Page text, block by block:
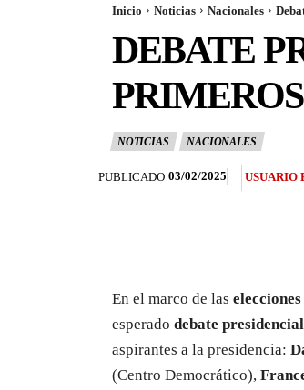
Inicio Noticias Nacionales
DEBATE
NOTICIAS NACIONALES
PUBLICADO 03/02/2025 USUARIO
En el marco de las
esperado debate presidencial
aspirantes a la presidencia:
(Centro Democrático),